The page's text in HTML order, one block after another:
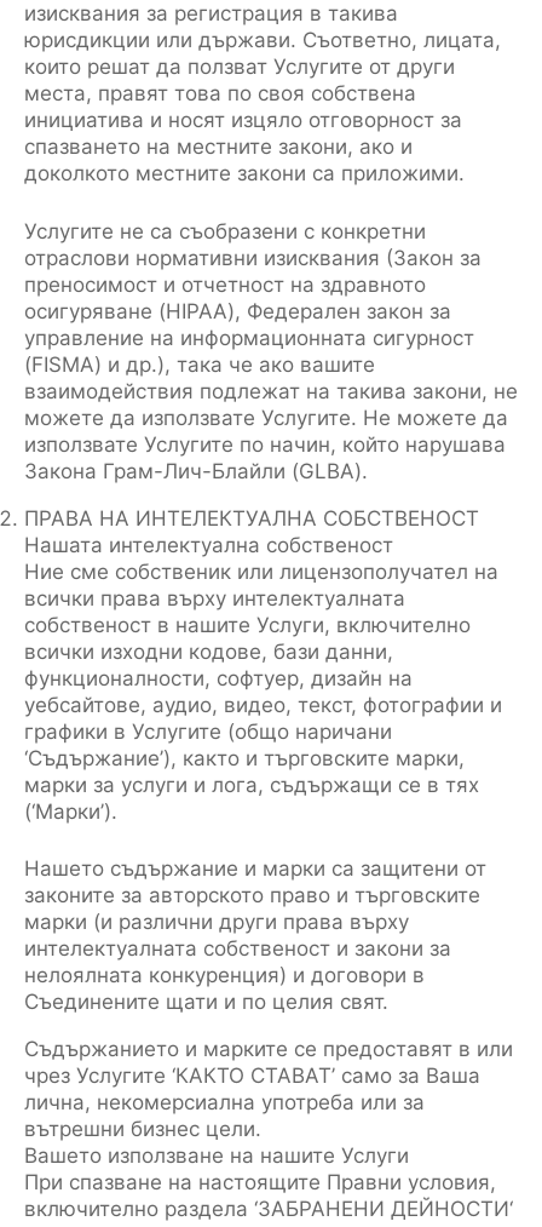
изисквания за регистрация в такива
юрисдикции или държави. Съответно, лицата,
които решат да ползват Услугите от други
места, правят това по своя собствена
инициатива и носят изцяло отговорност за
спазването на местните закони, ако и
доколкото местните закони са приложими.
Услугите не са съобразени с конкретни
отраслови нормативни изисквания (Закон за
преносимост и отчетност на здравното
осигуряване (HIPAA), Федерален закон за
управление на информационната сигурност
(FISMA) и др.), така че ако вашите
взаимодействия подлежат на такива закони, не
можете да използвате Услугите. Не можете да
използвате Услугите по начин, който нарушава
Закона Грам-Лич-Блайли (GLBA).
ПРАВА НА ИНТЕЛЕКТУАЛНА СОБСТВЕНОСТ
Нашата интелектуална собственост
Ние сме собственик или лицензополучател на
всички права върху интелектуалната
собственост в нашите Услуги, включително
всички изходни кодове, бази данни,
функционалности, софтуер, дизайн на
уебсайтове, аудио, видео, текст, фотографии и
графики в Услугите (общо наричани
‘Съдържание’), както и търговските марки,
марки за услуги и лога, съдържащи се в тях
(‘Марки’).
Нашето съдържание и марки са защитени от
законите за авторското право и търговските
марки (и различни други права върху
интелектуалната собственост и закони за
нелоялната конкуренция) и договори в
Съединените щати и по целия свят.
Съдържанието и марките се предоставят в или
чрез Услугите ‘КАКТО СТАВАТ’ само за Ваша
лична, некомерсиална употреба или за
вътрешни бизнес цели.
Вашето използване на нашите Услуги
При спазване на настоящите Правни условия,
включително раздела ‘ЗАБРАНЕНИ ДЕЙНОСТИ‘